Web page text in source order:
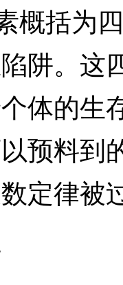
概括为
阱。这
体的生
预料到
定律被